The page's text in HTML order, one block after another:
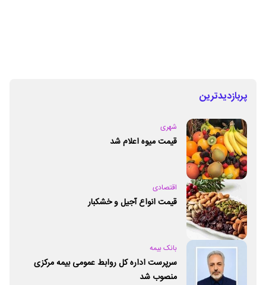
پربازدیدترین
شهری
قیمت میوه اعلام شد
اقتصادی
قیمت انواع آجیل و خشکبار
بانک بیمه
سرپرست اداره کل روابط عمومی بیمه مرکزی
منصوب شد